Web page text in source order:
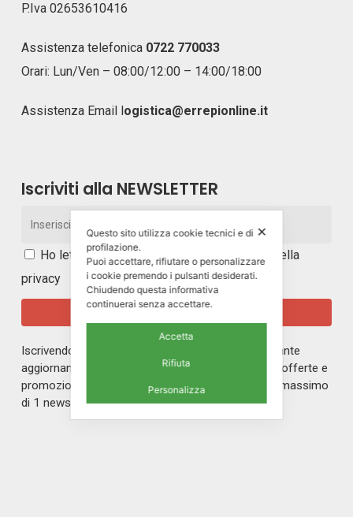
P.Iva 02653610416
Assistenza telefonica 0722 770033
Orari: Lun/Ven – 08:00/12:00 – 14:00/18:00
Assistenza Email logistica@errepionline.it
Iscriviti alla NEWSLETTER
Ho letto e accetto i
termini e le condizioni della
privacy
Iscrivendoti alla nostra newsletter rimarrai in costante
aggiornamento sul mondo di ERREPI, sulle nuove offerte e
promozioni riservate ai nostri iscritti. Riceverai un massimo
di 1 newsletter al mese.
✕
Questo sito utilizza cookie tecnici e di
profilazione.
Puoi accettare, rifiutare o personalizzare
i cookie premendo i pulsanti desiderati.
Chiudendo questa informativa
continuerai senza accettare.
Accetta
Rifiuta
Personalizza